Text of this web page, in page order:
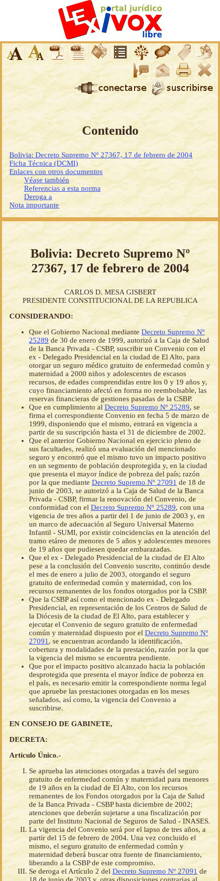
Contenido
Bolivia: Decreto Supremo Nº 27367, 17 de febrero de 2004
Ficha Técnica (DCMI)
Enlaces con otros documentos
Véase también
Referencias a esta norma
Deroga a
Nota importante
Bolivia: Decreto Supremo Nº
27367, 17 de febrero de 2004
CARLOS D. MESA GISBERT
PRESIDENTE CONSTITUCIONAL DE LA REPUBLICA
CONSIDERANDO:
Que el Gobierno Nacional mediante Decreto Supremo Nº
25289 de 30 de enero de 1999, autorizó a la Caja de Salud
de la Banca Privada - CSBP, suscribir un Convenio con el
ex - Delegado Presidencial en la ciudad de El Alto, para
otorgar un seguro médico gratuito de enfermedad común y
maternidad a 2000 niños y adolescentes de escasos
recursos, de edades comprendidas entre los 0 y 19 años y,
cuyo financiamiento afectó en forma no reembolsable, las
reservas financieras de gestiones pasadas de la CSBP.
Que en cumplimiento al Decreto Supremo Nº 25289, se
firma el correspondiente Convenio en fecha 5 de marzo de
1999, disponiendo que el mismo, entrará en vigencia a
partir de su suscripción hasta el 31 de diciembre de 2002.
Que el anterior Gobierno Nacional en ejercicio pleno de
sus facultades, realizó una evaluación del mencionado
seguro y encontró que el mismo tuvo un impacto positivo
en un segmento de población desprotegida y, en la ciudad
que presenta el mayor índice de pobreza del país; razón
por la que mediante Decreto Supremo Nº 27091 de 18 de
junio de 2003, se autorizó a la Caja de Salud de la Banca
Privada - CSBP, firmar la renovación del Convenio, de
conformidad con el Decreto Supremo Nº 25289, con una
vigencia de tres años a partir del 1 de junio de 2003 y, en
un marco de adecuación al Seguro Universal Materno
Infantil - SUMI, por existir coincidencias en la atención del
tramo etáreo de menores de 5 años y adolescentes menores
de 19 años que pudiesen quedar embarazadas.
Que el ex - Delegado Presidencial de la ciudad de El Alto
pese a la conclusión del Convenio suscrito, continúo desde
el mes de enero a julio de 2003, otorgando el seguro
gratuito de enfermedad común y maternidad, con los
recursos remanentes de los fondos otorgados por la CSBP.
Que la CSBP así como el mencionado ex - Delegado
Presidencial, en representación de los Centros de Salud de
la Diócesis de la ciudad de El Alto, para establecer y
ejecutar el Convenio de seguro gratuito de enfermedad
común y maternidad dispuesto por el Decreto Supremo Nº
27091 , se encuentran acordando la identificación,
cobertura y modalidades de la prestación, razón por la que
la vigencia del mismo se encuentra pendiente.
Que por el impacto positivo alcanzado hacia la población
desprotegida que presenta el mayor índice de pobreza en
el país, es necesario emitir la correspondiente norma legal
que apruebe las prestaciones otorgadas en los meses
señalados, así como, la vigencia del Convenio a
suscribirse.
EN CONSEJO DE GABINETE,
DECRETA:
Artículo Único.-
Se aprueba las atenciones otorgadas a través del seguro
gratuito de enfermedad común y maternidad para menores
de 19 años en la ciudad de El Alto, con los recursos
remanentes de los Fondos otorgados por la Caja de Salud
de la Banca Privada - CSBP hasta diciembre de 2002;
atenciones que deberán sujetarse a una fiscalización por
parte del Instituto Nacional de Seguros de Salud - INASES.
La vigencia del Convenio será por el lapso de tres años, a
partir del 15 de febrero de 2004. Una vez concluido el
mismo, el seguro gratuito de enfermedad común y
maternidad deberá buscar otra fuente de financiamiento,
liberando a la CSBP de este compromiso.
Se deroga el Artículo 2 del Decreto Supremo Nº 27091 de